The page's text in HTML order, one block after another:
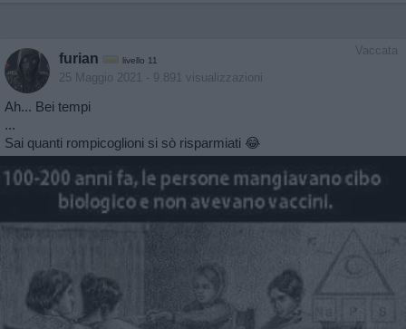
Vaccata
furian livello 11
25 Maggio 2021 - 9.891 visualizzazioni
Ah... Bei tempi
...
Sai quanti rompicoglioni si sò risparmiati 😂